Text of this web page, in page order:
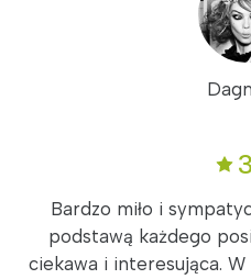
Bardzo miło i
podstawą każdego
ciekawa i interesująca.